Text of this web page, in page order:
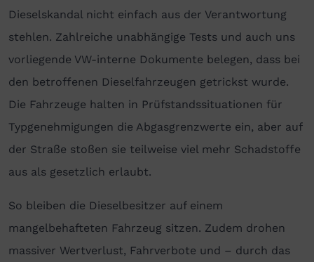
Dieselskandal nicht einfach aus der Verantwortung
stehlen. Zahlreiche unabhängige Tests und auch uns
vorliegende VW-interne Dokumente belegen, dass bei
den betroffenen Dieselfahrzeugen getrickst wurde.
Die Fahrzeuge halten in Prüfstandssituationen für
Typgenehmigungen die Abgasgrenzwerte ein, aber auf
der Straße stoßen sie teilweise viel mehr Schadstoffe
aus als gesetzlich erlaubt.
So bleiben die Dieselbesitzer auf einem
mangelbehafteten Fahrzeug sitzen. Zudem drohen
massiver Wertverlust, Fahrverbote und – durch das